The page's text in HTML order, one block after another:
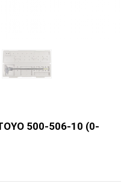
500-506-10 (0-